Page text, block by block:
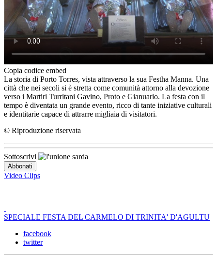
Copia codice embed
La storia di Porto Torres, vista attraverso la sua Festha Manna. Una
città che nei secoli si è stretta come comunità attorno alla devozione
verso i Martiri Turritani Gavino, Proto e Gianuario. La festa con il
tempo è diventata un grande evento, ricco di tante iniziative culturali
e identitarie capace di attrarre migliaia di visitatori.
© Riproduzione riservata
Sottoscrivi
Video Clips
SPECIALE FESTA DEL CARMELO DI TRINITA' D'AGULTU
facebook
twitter